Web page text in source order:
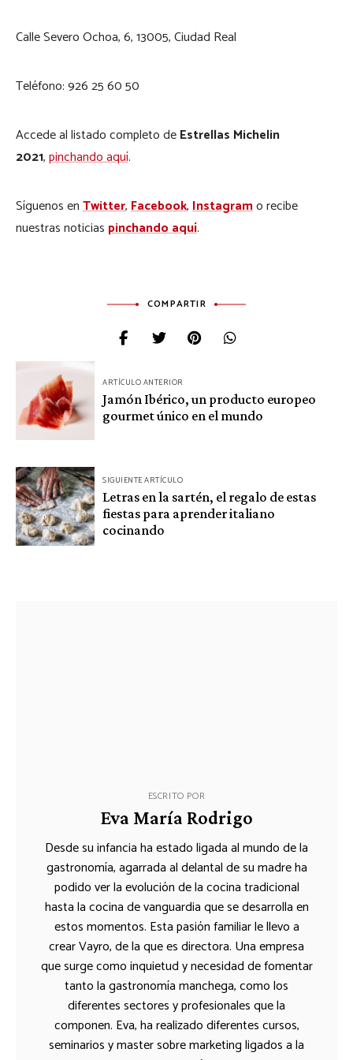
Calle Severo Ochoa, 6, 13005, Ciudad Real
Teléfono: 926 25 60 50
Accede al listado completo deEstrellas Michelin
2021,pinchando aquí.
Síguenos enTwitter,Facebook,Instagramo recibe
nuestras noticias pinchando aquí.
COMPARTIR
Navegación
de
entradas
ARTÍCULO ANTERIOR
Jamón Ibérico, un producto europeo
gourmet único en el mundo
SIGUIENTE ARTÍCULO
Letras en la sartén, el regalo de estas
fiestas para aprender italiano
cocinando
ESCRITO POR
Eva María Rodrigo
Desde su infancia ha estado ligada al mundo de la
gastronomía, agarrada al delantal de su madre ha
podido ver la evolución de la cocina tradicional
hasta la cocina de vanguardia que se desarrolla en
estos momentos. Esta pasión familiar le llevo a
crear Vayro, de la que es directora. Una empresa
que surge como inquietud y necesidad de fomentar
tanto la gastronomía manchega, como los
diferentes sectores y profesionales que la
componen. Eva, ha realizado diferentes cursos,
seminarios y master sobre marketing ligados a la